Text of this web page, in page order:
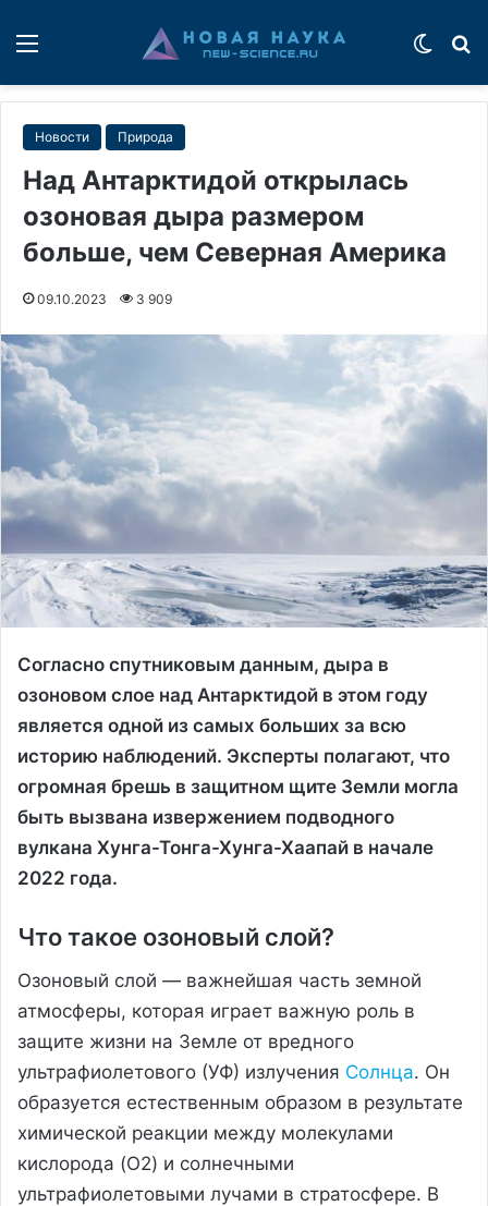
Новости Природа
Над Антарктидой открылась
озоновая дыра размером
больше, чем Северная Америка
09.10.2023 3 909
Согласно спутниковым данным, дыра в
озоновом слое над Антарктидой в этом году
является одной из самых больших за всю
историю наблюдений. Эксперты полагают, что
огромная брешь в защитном щите Земли могла
быть вызвана извержением подводного
вулкана Хунга-Тонга-Хунга-Хаапай в начале
2022 года.
Что такое озоновый слой?
Озоновый слой — важнейшая часть земной
атмосферы, которая играет важную роль в
защите жизни на Земле от вредного
ультрафиолетового (УФ) излучения Солнца. Он
образуется естественным образом в результате
химической реакции между молекулами
кислорода (O2) и солнечными
ультрафиолетовыми лучами в стратосфере. В